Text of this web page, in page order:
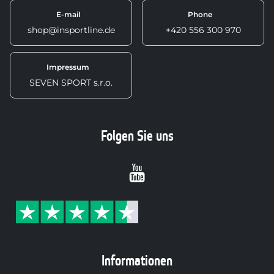
E-mail
shop@insportline.de
Phone
+420 556 300 970
Impressum
SEVEN SPORT s.r.o.
Informationen
Folgen Sie uns
Youtube